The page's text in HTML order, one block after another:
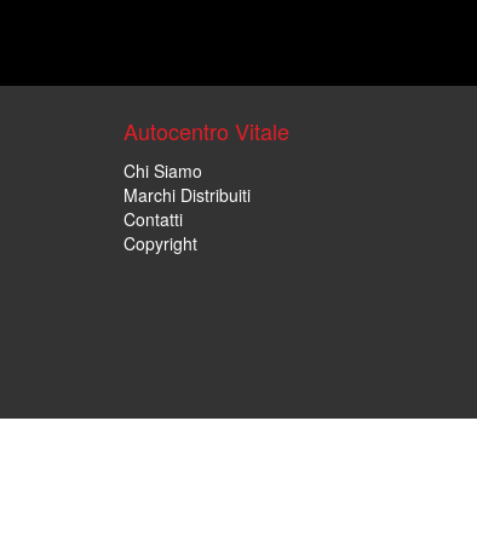
Autocentro Vitale
Chi Siamo
Marchi Distribuiti
Contatti
Copyright